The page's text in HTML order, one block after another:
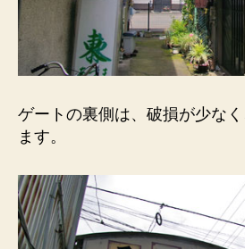
ゲートの裏側は、破損が少な
ます。